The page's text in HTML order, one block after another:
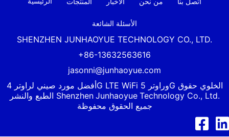
الأسئلة الشائعة
SHENZHEN JUNHAOYUE TECHNOLOGY CO., LTD.
+86-13632563616
jasonni@junhaoyue.com
أفضل مورد صيني لراوتر 4G LTE WiFi وراوتر 5G الخلوي حقوق
الطبع والنشر Shenzhen Junhaoyue Technology Co., Ltd.
جميع الحقوق محفوظة
فيسبوكإن